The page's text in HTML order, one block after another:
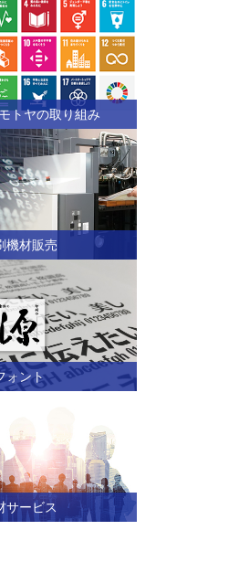
トヤの取り組み
機材販売
ォント
サービス